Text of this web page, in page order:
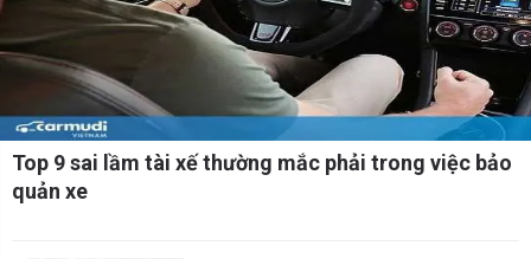
Top 9 sai lầm tài xế thường mắc phải trong việc bảo
quản xe